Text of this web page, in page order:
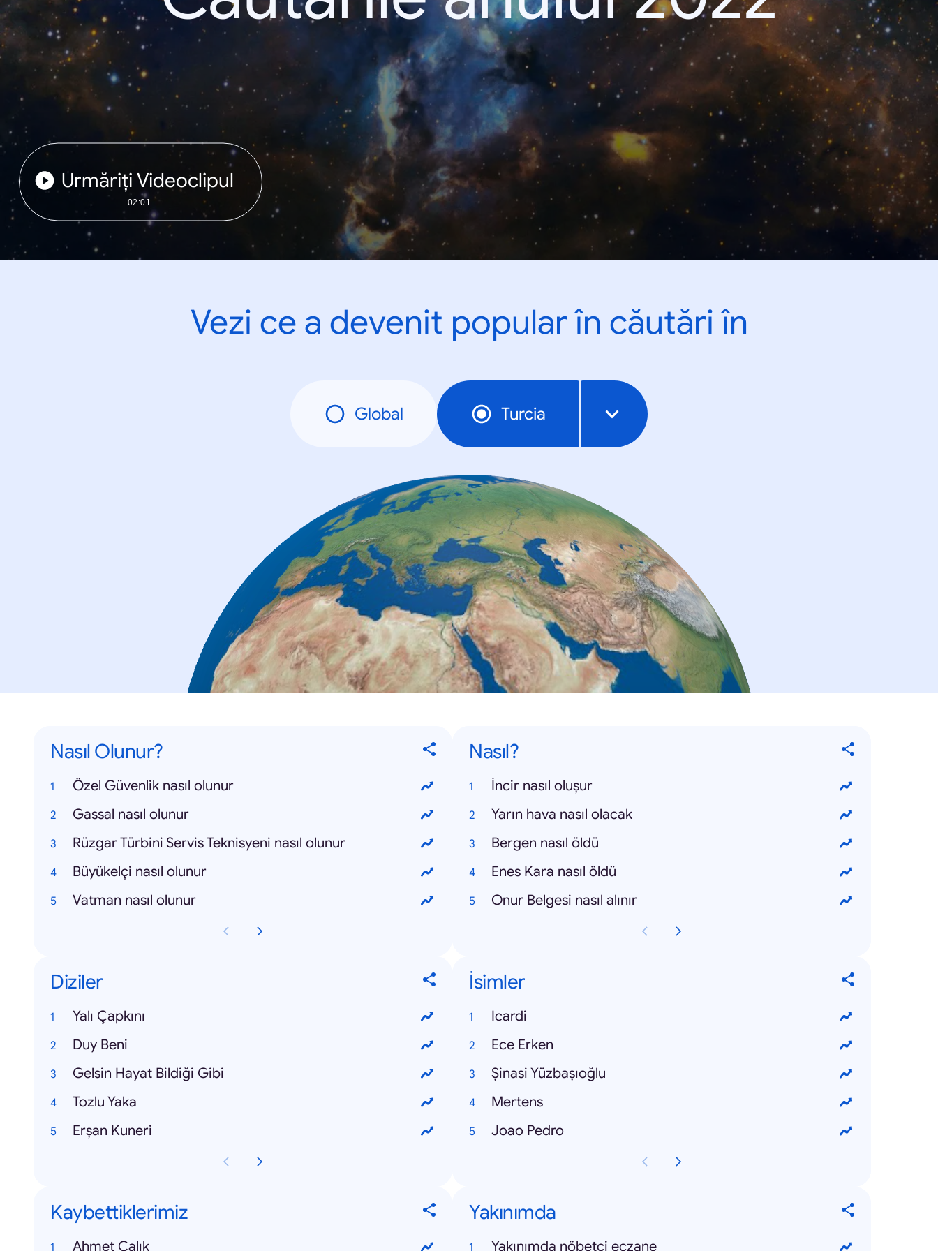
Urmăriți Videoclipul
02:01
Vezi ce a devenit popular în căutări în
Global Turcia
Nasıl Olunur?
Özel Güvenlik nasıl olunur
Gassal nasıl olunur
Rüzgar Türbini Servis Teknisyeni nasıl olunur
Büyükelçi nasıl olunur
Vatman nasıl olunur
Nasıl?
İncir nasıl oluşur
Yarın hava nasıl olacak
Bergen nasıl öldü
Enes Kara nasıl öldü
Onur Belgesi nasıl alınır
Diziler
Yalı Çapkını
Duy Beni
Gelsin Hayat Bildiği Gibi
Tozlu Yaka
Erşan Kuneri
İsimler
Icardi
Ece Erken
Şinasi Yüzbaşıoğlu
Mertens
Joao Pedro
Kaybettiklerimiz
Ahmet Çalık
Yakınımda
Yakınımda nöbetçi eczane